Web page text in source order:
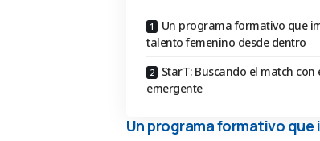
Un programa formativo que
talento femenino desde dentro
StarT: Buscando el match con
emergente
Un programa formativo